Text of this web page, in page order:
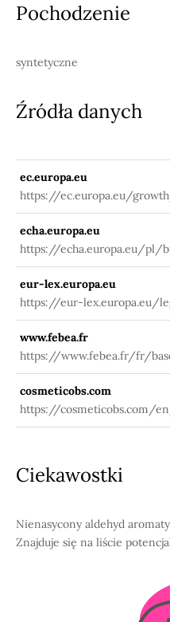
Pochodzenie
syntetyczne
Źródła danych
ec.europa.eu
https://ec.europa.eu/
databases/cosing/
echa.europa.eu
https://echa.europa.eu/pl/
profile/-/briefprofile/
eur-lex.europa.eu
https://eur-lex.europa.eu/
uri=CELEX:02009R1223-
www.febea.fr
https://www.febea.fr/fr/
cosmeticobs.com
https://cosmeticobs.com/
342
Ciekawostki
Nienasycony aldehyd
Znajduje się na liście